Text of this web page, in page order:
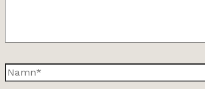
Namn*